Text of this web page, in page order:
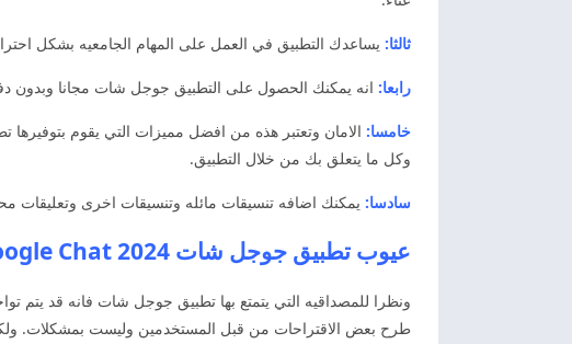
ثالثا: يساعدك التطبيق في العمل على المهام الجامعيه بشكل
رابعا: انه يمكنك الحصول على التطبيق جوجل شات مجانا وبدون
خامسا: الامان وتعتبر هذه من افضل مميزات التي يقوم
وكل ما يتعلق بك من خلال التطبيق.
سادسا: يمكنك اضافه تنسيقات مائله وتنسيقات اخرى
عيوب تطبيق جوجل شات Google Chat 2024
ونظرا للمصداقيه التي يتمتع بها تطبيق جوجل شات فانه قد يتم
طرح بعض الاقتراحات من قبل المستخدمين وليست بمشكلات.